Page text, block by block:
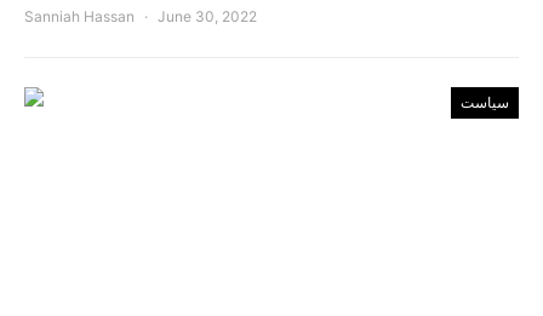
Sanniah Hassan June 30, 2022
سیاست